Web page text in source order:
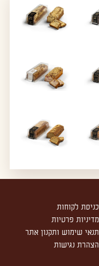
כניסת לקוחות
מדיניות פרטיות
תנאי שימוש ותקנון אתר
הצהרת נגישות